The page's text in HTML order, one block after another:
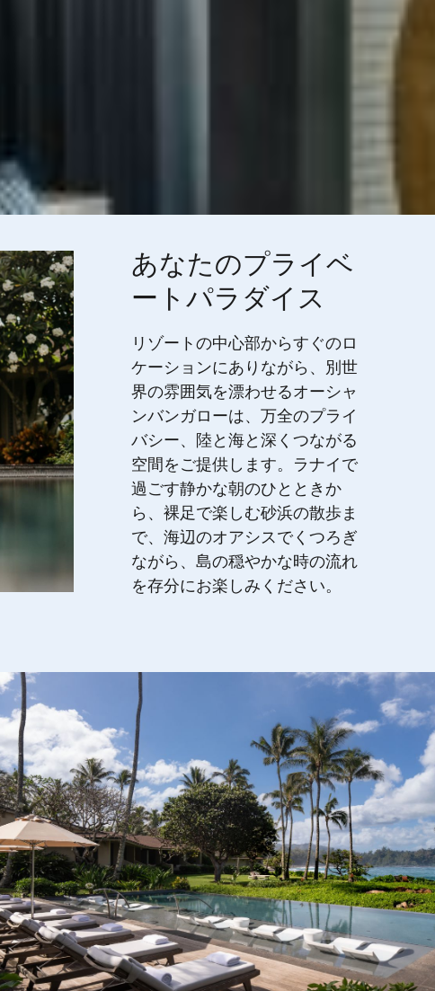
あなたのプライベ
ートパラダイス
リゾートの中心部からすぐのロ
ケーションにありながら、別世
界の雰囲気を漂わせるオーシャ
ンバンガローは、万全のプライ
バシー、陸と海と深くつながる
空間をご提供します。ラナイで
過ごす静かな朝のひとときか
ら、裸足で楽しむ砂浜の散歩ま
で、海辺のオアシスでくつろぎ
ながら、島の穏やかな時の流れ
を存分にお楽しみください。